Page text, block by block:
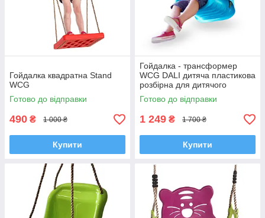
Гойдалка квадратна Stand
WCG
Готово до відправки
490 ₴ 1 000 ₴
Купити
Гойдалка - трансформер
WCG DALI дитяча пластикова
розбірна для дитячого
майданчика
Готово до відправки
1 249 ₴ 1 700 ₴
Купити